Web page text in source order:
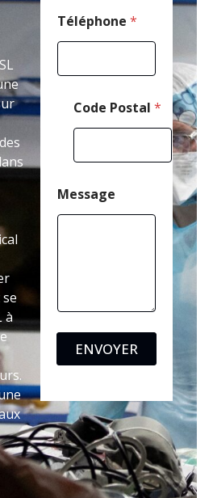
à
Téléphone *
Code Postal *
Message
ENVOYER